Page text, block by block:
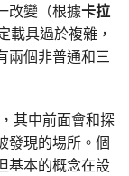
改變（根據卡拉
載具過於複雜，
兩個非普通和三
其中前面會和探
發現的場所。個
基本的概念在設